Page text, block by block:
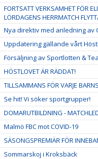
FORTSATT VERKSAMHET FÖR
LÖRDAGENS HERRMATCH
Nya direktiv med anledning av
Uppdatering gällande vårt
Försäljning av Sportlotten &
HÖSTLOVET ÄR RÄDDAT!
TILLSAMMANS FÖR VARJE
Se hit! Vi söker sportgrupper!
DOMARUTBILDNING -
Malmö FBC mot COVID-19
SÄSONGSPREMIÄR FÖR
Sommarskoj i Kroksbäck